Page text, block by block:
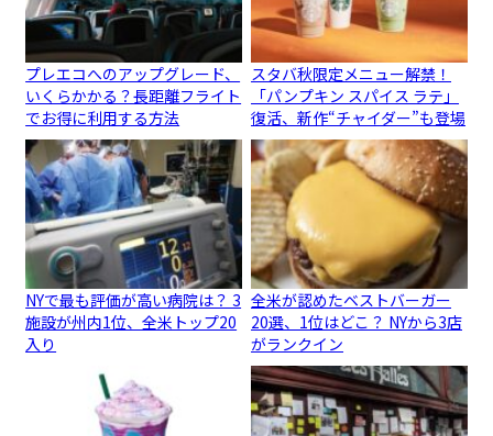
プレエコへのアップグレード、
いくらかかる？長距離フライト
でお得に利用する方法
スタバ秋限定メニュー解禁！
「パンプキン スパイス ラテ」
復活、新作“チャイダー”も登場
NYで最も評価が高い病院は？ 3
施設が州内1位、全米トップ20
入り
全米が認めたベストバーガー
20選、1位はどこ？ NYから3店
がランクイン